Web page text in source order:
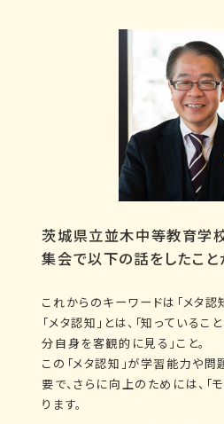
茨城県立並木中等教育学
集会で以下の話をしたこと
これからのキーワードは「メタ認知
「メタ認知」とは、「知っているこ
分自身を客観的に見る」こと。
この「メタ認知」が学習能力や
要で、さらに向上のためには、「
ります。